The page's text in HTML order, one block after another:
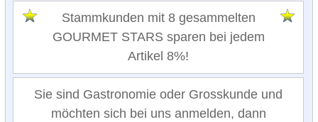
Stammkunden mit 8 gesammelten
GOURMET STARS sparen bei jedem
Artikel 8%!
Sie sind Gastronomie oder Grosskunde und
möchten sich bei uns anmelden, dann